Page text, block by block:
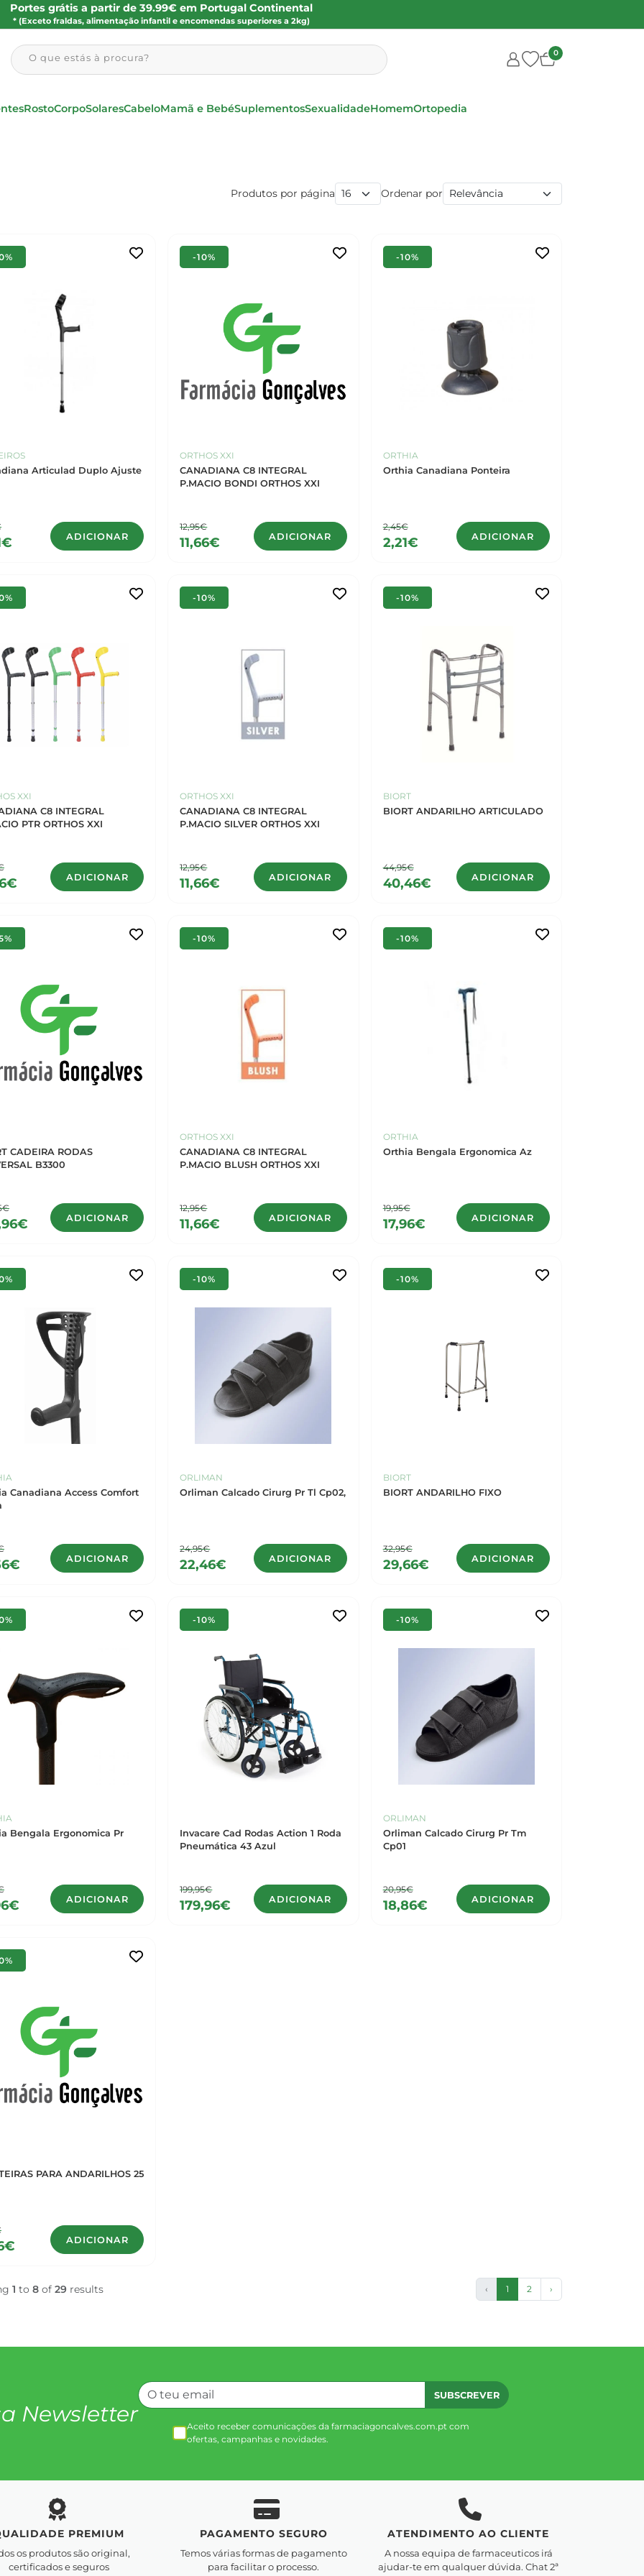
Portes grátis a partir de 39.99€ em Portugal Continental
* (Exceto fraldas, alimentação infantil e encomendas superiores a 2kg)
O que estás à procura? 0
RostoCorpoSolaresCabeloMamã e BebéSuplementosSexualidadeHomemOrtopedia
Produtos por página Ordenar por
Articulad Duplo Ajuste
ADICIONAR
-10%
ORTHOS XXI
CANADIANA C8 INTEGRAL
P.MACIO BONDI ORTHOS XXI
12,95€
11,66€ ADICIONAR
-10%
ORTHIA
Orthia Canadiana Ponteira
2,45€
2,21€ ADICIONAR
XXI
C8 INTEGRAL
PTR ORTHOS XXI
ADICIONAR
-10%
ORTHOS XXI
CANADIANA C8 INTEGRAL
P.MACIO SILVER ORTHOS XXI
12,95€
11,66€ ADICIONAR
-10%
BIORT
BIORT ANDARILHO ARTICULADO
44,95€
40,46€ ADICIONAR
CADEIRA RODAS
B3300
ADICIONAR
-10%
ORTHOS XXI
CANADIANA C8 INTEGRAL
P.MACIO BLUSH ORTHOS XXI
12,95€
11,66€ ADICIONAR
-10%
ORTHIA
Orthia Bengala Ergonomica Az
19,95€
17,96€ ADICIONAR
Canadiana Access Comfort
ADICIONAR
-10%
ORLIMAN
Orliman Calcado Cirurg Pr Tl Cp02,
24,95€
22,46€ ADICIONAR
-10%
BIORT
BIORT ANDARILHO FIXO
32,95€
29,66€ ADICIONAR
Bengala Ergonomica Pr
ADICIONAR
-10%
Invacare Cad Rodas Action 1 Roda
Pneumática 43 Azul
199,95€
179,96€ ADICIONAR
-10%
ORLIMAN
Orliman Calcado Cirurg Pr Tm
Cp01
20,95€
18,86€ ADICIONAR
PARA ANDARILHOS 25
ADICIONAR
1 to 8 of 29 results ‹ 1 2 ›
Newsletter
SUBSCREVER
Aceito receber comunicações da farmaciagoncalves.com.pt com
ofertas, campanhas e novidades.
PREMIUM
os produtos são original,
certificados e seguros
PAGAMENTO SEGURO
Temos várias formas de pagamento
para facilitar o processo.
ATENDIMENTO AO CLIENTE
A nossa equipa de farmaceuticos irá
ajudar-te em qualquer dúvida. Chat 2ª